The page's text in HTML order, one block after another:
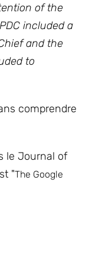
of the
included a
and the
to
comprendre
le Journal of
"The Google